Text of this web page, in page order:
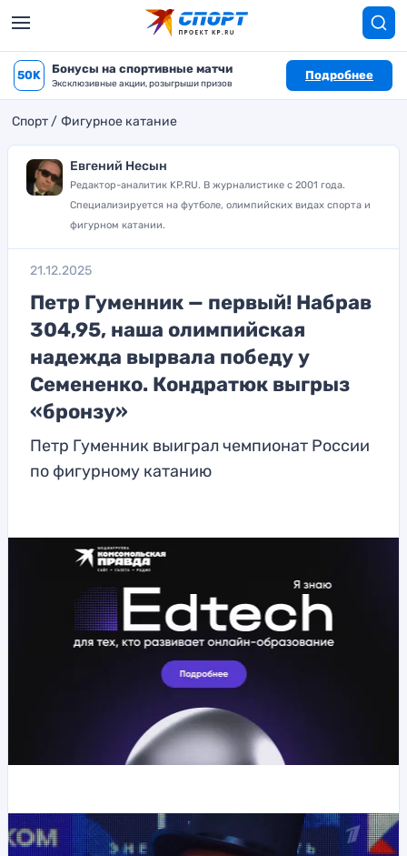
50K Бонусы на спортивные матчи
Эксклюзивные акции, розыгрыши призов
Подробнее
Спорт Фигурное катание
Евгений Несын
Редактор-аналитик KP.RU. В журналистике с 2001 года.
Специализируется на футболе, олимпийских видах спорта и
фигурном катании.
21.12.2025
Петр Гуменник — первый! Набрав
304,95, наша олимпийская
надежда вырвала победу у
Семененко. Кондратюк выгрыз
«бронзу»
Петр Гуменник выиграл чемпионат России
по фигурному катанию